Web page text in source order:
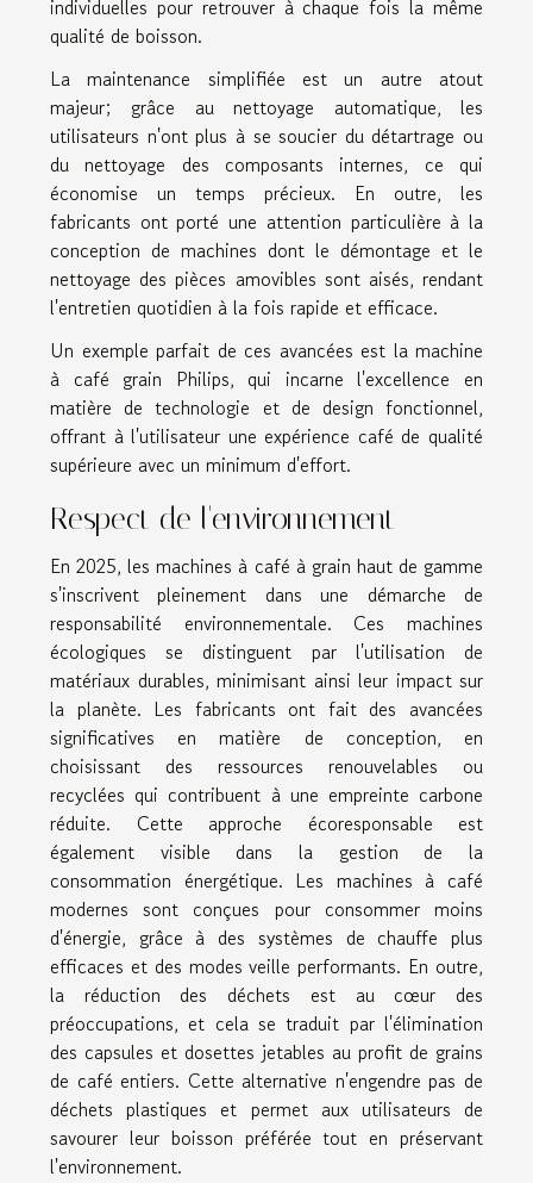
individuelles pour retrouver à chaque fois la même
qualité de boisson.
La maintenance simplifiée est un autre atout
majeur; grâce au nettoyage automatique, les
utilisateurs n'ont plus à se soucier du détartrage ou
du nettoyage des composants internes, ce qui
économise un temps précieux. En outre, les
fabricants ont porté une attention particulière à la
conception de machines dont le démontage et le
nettoyage des pièces amovibles sont aisés, rendant
l'entretien quotidien à la fois rapide et efficace.
Un exemple parfait de ces avancées est la machine
à café grain Philips, qui incarne l'excellence en
matière de technologie et de design fonctionnel,
offrant à l'utilisateur une expérience café de qualité
supérieure avec un minimum d'effort.
Respect de l'environnement
En 2025, les machines à café à grain haut de gamme
s'inscrivent pleinement dans une démarche de
responsabilité environnementale. Ces machines
écologiques se distinguent par l'utilisation de
matériaux durables, minimisant ainsi leur impact sur
la planète. Les fabricants ont fait des avancées
significatives en matière de conception, en
choisissant des ressources renouvelables ou
recyclées qui contribuent à une empreinte carbone
réduite. Cette approche écoresponsable est
également visible dans la gestion de la
consommation énergétique. Les machines à café
modernes sont conçues pour consommer moins
d'énergie, grâce à des systèmes de chauffe plus
efficaces et des modes veille performants. En outre,
la réduction des déchets est au cœur des
préoccupations, et cela se traduit par l'élimination
des capsules et dosettes jetables au profit de grains
de café entiers. Cette alternative n'engendre pas de
déchets plastiques et permet aux utilisateurs de
savourer leur boisson préférée tout en préservant
l'environnement.